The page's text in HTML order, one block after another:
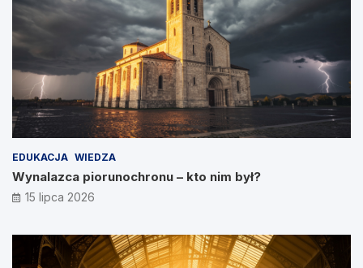
EDUKACJA WIEDZA
Wynalazca piorunochronu – kto nim był?
15 lipca 2026